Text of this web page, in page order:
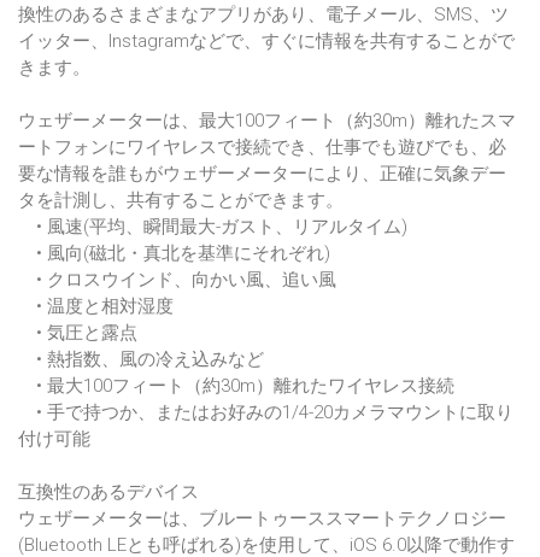
換性のあるさまざまなアプリがあり、電子メール、SMS、ツ
イッター、Instagramなどで、すぐに情報を共有することがで
きます。
ウェザーメーターは、最大100フィート（約30m）離れたスマ
ートフォンにワイヤレスで接続でき、仕事でも遊びでも、必
要な情報を誰もがウェザーメーターにより、正確に気象デー
タを計測し、共有することができます。
• 風速(平均、瞬間最大-ガスト、リアルタイム)
• 風向(磁北・真北を基準にそれぞれ)
• クロスウインド、向かい風、追い風
• 温度と相対湿度
• 気圧と露点
• 熱指数、風の冷え込みなど
• 最大100フィート（約30m）離れたワイヤレス接続
• 手で持つか、またはお好みの1/4-20カメラマウントに取り
付け可能
互換性のあるデバイス
ウェザーメーターは、ブルートゥーススマートテクノロジー
(Bluetooth LEとも呼ばれる)を使用して、iOS 6.0以降で動作す